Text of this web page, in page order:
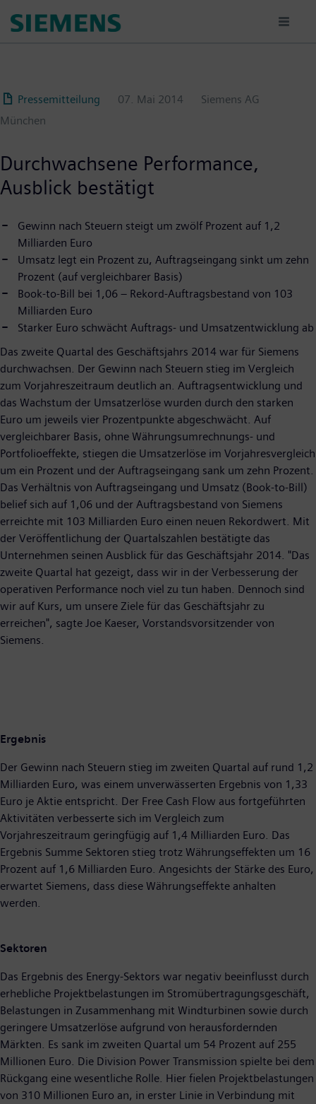
para
Pressemitteilung
07. Mai 2014
Siemens AG
München
Durchwachsene Performance,
Ausblick bestätigt
Gewinn nach Steuern steigt um zwölf Prozent auf 1,2
Milliarden Euro
Umsatz legt ein Prozent zu, Auftragseingang sinkt um zehn
Prozent (auf vergleichbarer Basis)
Book-to-Bill bei 1,06 – Rekord-Auftragsbestand von 103
Milliarden Euro
Starker Euro schwächt Auftrags- und Umsatzentwicklung ab
Das zweite Quartal des Geschäftsjahrs 2014 war für Siemens
durchwachsen. Der Gewinn nach Steuern stieg im Vergleich
zum Vorjahreszeitraum deutlich an. Auftragsentwicklung und
das Wachstum der Umsatzerlöse wurden durch den starken
Euro um jeweils vier Prozentpunkte abgeschwächt. Auf
vergleichbarer Basis, ohne Währungsumrechnungs- und
Portfolioeffekte, stiegen die Umsatzerlöse im Vorjahresvergleich
um ein Prozent und der Auftragseingang sank um zehn Prozent.
Das Verhältnis von Auftragseingang und Umsatz (Book-to-Bill)
belief sich auf 1,06 und der Auftragsbestand von Siemens
erreichte mit 103 Milliarden Euro einen neuen Rekordwert. Mit
der Veröffentlichung der Quartalszahlen bestätigte das
Unternehmen seinen Ausblick für das Geschäftsjahr 2014. "Das
zweite Quartal hat gezeigt, dass wir in der Verbesserung der
operativen Performance noch viel zu tun haben. Dennoch sind
wir auf Kurs, um unsere Ziele für das Geschäftsjahr zu
erreichen", sagte Joe Kaeser, Vorstandsvorsitzender von
Siemens.
Ergebnis
Der Gewinn nach Steuern stieg im zweiten Quartal auf rund 1,2
Milliarden Euro, was einem unverwässerten Ergebnis von 1,33
Euro je Aktie entspricht. Der Free Cash Flow aus fortgeführten
Aktivitäten verbesserte sich im Vergleich zum
Vorjahreszeitraum geringfügig auf 1,4 Milliarden Euro. Das
Ergebnis Summe Sektoren stieg trotz Währungseffekten um 16
Prozent auf 1,6 Milliarden Euro. Angesichts der Stärke des Euro,
erwartet Siemens, dass diese Währungseffekte anhalten
werden.
Sektoren
Das Ergebnis des Energy-Sektors war negativ beeinflusst durch
erhebliche Projektbelastungen im Stromübertragungsgeschäft,
Belastungen in Zusammenhang mit Windturbinen sowie durch
geringere Umsatzerlöse aufgrund von herausfordernden
Märkten. Es sank im zweiten Quartal um 54 Prozent auf 255
Millionen Euro. Die Division Power Transmission spielte bei dem
Rückgang eine wesentliche Rolle. Hier fielen Projektbelastungen
von 310 Millionen Euro an, in erster Linie in Verbindung mit